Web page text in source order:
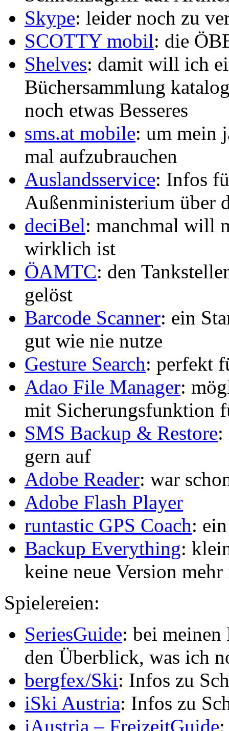
Skype: leider noch zu
SCOTTY mobil: die
Shelves: damit will ich
Büchersammlung
noch etwas Besseres
sms.at mobile: um mein
mal aufzubrauchen
Auslandsservice: Infos
Außenministerium über
deciBel: manchmal will
wirklich ist
ÖAMTC: den
gelöst
Barcode Scanner: ein
gut wie nie nutze
Gesture Search: perfekt
Adao File Manager:
mit Sicherungsfunktion
SMS Backup & Restore:
gern auf
Adobe Reader: war
Adobe Flash Player
runtastic GPS Coach:
Backup Everything:
keine neue Version
Spielereien:
SeriesGuide: bei meinen
den Überblick, was ich
bergfex/Ski: Infos zu
iSki Austria: Infos zu
iAustria – FreizeitGuide